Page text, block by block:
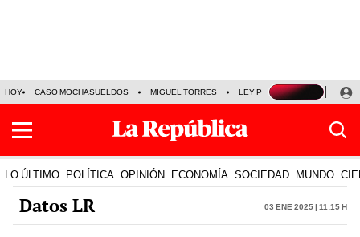
HOY CASO MOCHASUELDOS MIGUEL TORRES LEY PULPÍN PRECIO DEL
LO ÚLTIMO POLÍTICA OPINIÓN ECONOMÍA SOCIEDAD MUNDO
Datos LR 03 Ene 2025 | 11:15 h